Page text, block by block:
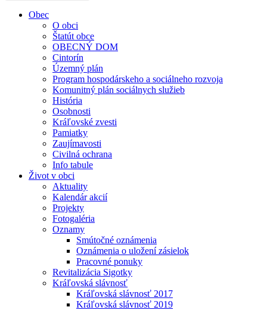
Obec
O obci
Štatút obce
OBECNÝ DOM
Cintorín
Územný plán
Program hospodárskeho a sociálneho rozvoja
Komunitný plán sociálnych služieb
História
Osobnosti
Kráľovské zvesti
Pamiatky
Zaujímavosti
Civilná ochrana
Info tabule
Život v obci
Aktuality
Kalendár akcií
Projekty
Fotogaléria
Oznamy
Smútočné oznámenia
Oznámenia o uložení zásielok
Pracovné ponuky
Revitalizácia Sigotky
Kráľovská slávnosť
Kráľovská slávnosť 2017
Kráľovská slávnosť 2019